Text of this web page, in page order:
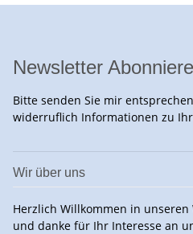
Newsletter
Bitte senden Sie mir
widerruflich Informationen zu
Wir über uns
Herzlich Willkommen in unseren
und danke für Ihr Interesse an